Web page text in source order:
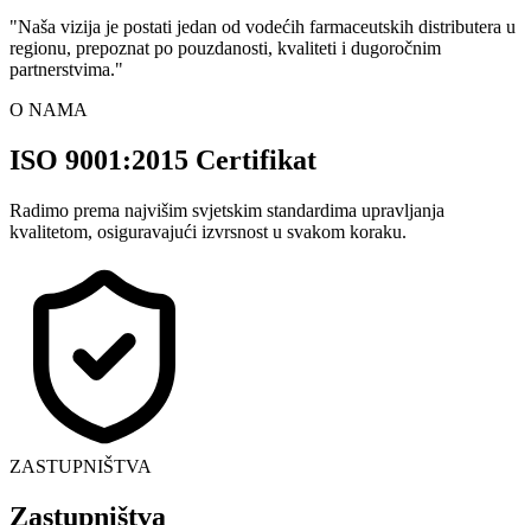
"Naša vizija je postati jedan od vodećih farmaceutskih distributera u
regionu, prepoznat po pouzdanosti, kvaliteti i dugoročnim
partnerstvima."
O NAMA
ISO 9001:2015 Certifikat
Radimo prema najvišim svjetskim standardima upravljanja
kvalitetom, osiguravajući izvrsnost u svakom koraku.
ZASTUPNIŠTVA
Zastupništva